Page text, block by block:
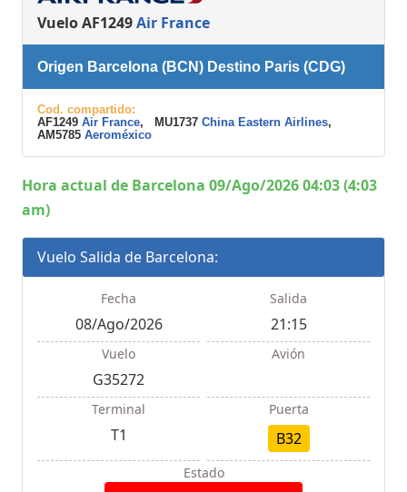
Vuelo AF1249Air France
Origen Barcelona (BCN) Destino Paris (CDG)
Cod. compartido:
AF1249 Air France, MU1737 China Eastern Airlines,
AM5785 Aeroméxico
Hora actual de Barcelona 09/Ago/2026 04:03 (4:03
am)
Vuelo Salida de Barcelona:
Fecha
08/Ago/2026
Salida
21:15
Vuelo
G35272
Avión
Terminal
T1
Puerta
B32
Estado